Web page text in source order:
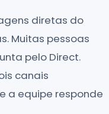
diretas do
Muitas pessoas
pelo Direct.
canais
a equipe responde